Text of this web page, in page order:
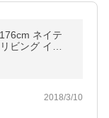
ビング イン
2018/3/10